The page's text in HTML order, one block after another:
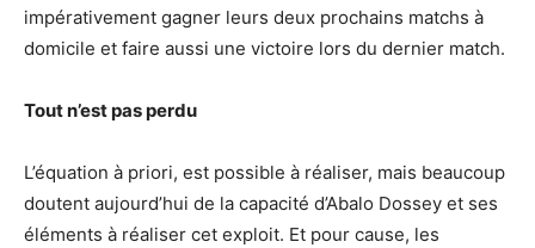
impérativement gagner leurs deux prochains matchs à
domicile et faire aussi une victoire lors du dernier match.
Tout n’est pas perdu
L’équation à priori, est possible à réaliser, mais beaucoup
doutent aujourd’hui de la capacité d’Abalo Dossey et ses
éléments à réaliser cet exploit. Et pour cause, les